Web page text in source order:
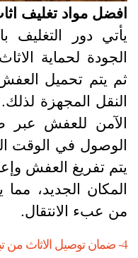
مواد تغليف اثاث
دور التغليف
لحماية الاثاث
يتم تحميل العفش
المجهزة لذلك.
للعفش عبر
في الوقت
تفريغ العفش
الجديد، مما
عبء الانتقال.